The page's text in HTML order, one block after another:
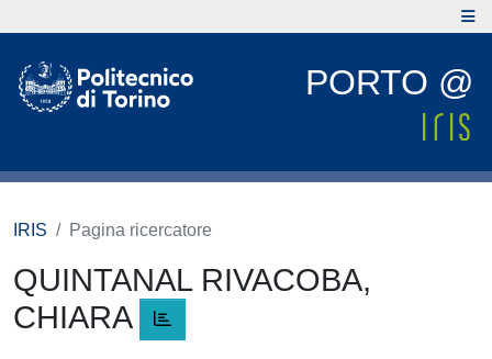
PORTO @
IRIS Pagina ricercatore
QUINTANAL RIVACOBA,
CHIARA